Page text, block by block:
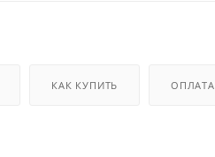
КАК КУПИТЬ ОПЛАТА